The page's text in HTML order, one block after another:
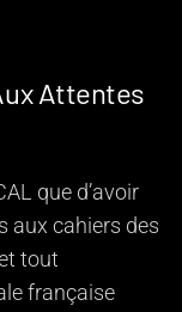
Attentes
que d’avoir
aux cahiers des
tout
française